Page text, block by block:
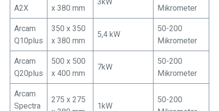
A2X
x 380 mm
Mikrometer
Arcam
Q10plus
350 x 350
x 380 mm
5,4 kW
50-200
Mikrometer
Arcam
Q20plus
500 x 500
x 400 mm
7kW
50-200
Mikrometer
Arcam
Spectra
275 x 275
1kW
50-200